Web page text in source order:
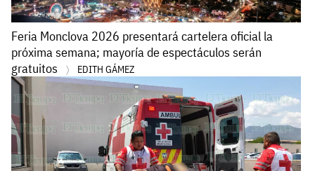
Feria Monclova 2026 presentará cartelera oficial la
próxima semana; mayoría de espectáculos serán
gratuitos
EDITH GÁMEZ